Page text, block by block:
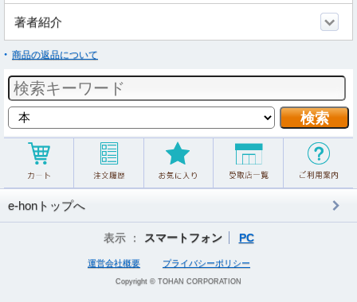
著者紹介
商品の返品について
e-honトップへ
表示 ： スマートフォン PC
運営会社概要 プライバシーポリシー
Copyright © TOHAN CORPORATION